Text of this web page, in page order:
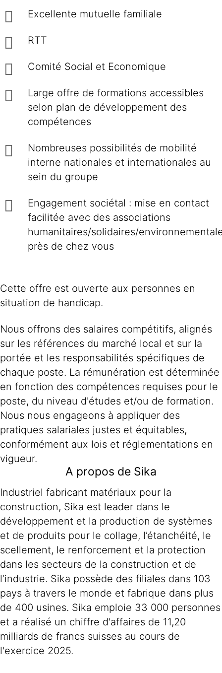
Excellente mutuelle familiale
RTT
Comité Social et Economique
Large offre de formations accessibles
selon plan de développement des
compétences
Nombreuses possibilités de mobilité
interne nationales et internationales au
sein du groupe
Engagement sociétal : mise en contact
facilitée avec des associations
humanitaires/solidaires/
près de chez vous
Cette offre est ouverte aux personnes en
situation de handicap.
Nous offrons des salaires compétitifs, alignés
sur les références du marché local et sur la
portée et les responsabilités spécifiques de
chaque poste. La rémunération est déterminée
en fonction des compétences requises pour le
poste, du niveau d'études et/ou de formation.
Nous nous engageons à appliquer des
pratiques salariales justes et équitables,
conformément aux lois et réglementations en
vigueur.
A propos de Sika
Industriel fabricant matériaux pour la
construction, Sika est leader dans le
développement et la production de systèmes
et de produits pour le collage, l’étanchéité, le
scellement, le renforcement et la protection
dans les secteurs de la construction et de
l’industrie. Sika possède des filiales dans 103
pays à travers le monde et fabrique dans plus
de 400 usines. Sika emploie 33 000 personnes
et a réalisé un chiffre d'affaires de 11,20
milliards de francs suisses au cours de
l'exercice 2025.